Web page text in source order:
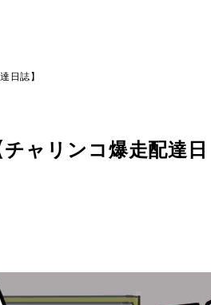
日誌】
ャリンコ爆走配達日